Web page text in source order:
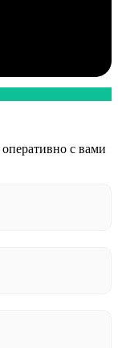
с вами